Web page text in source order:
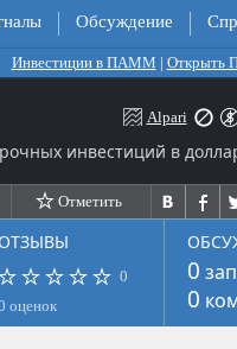
Обсуждение
Инвестиции в ПАММ |
инвестиций в
Alpari
Отметить
ОТЗЫВЫ
0
оценок
0
0